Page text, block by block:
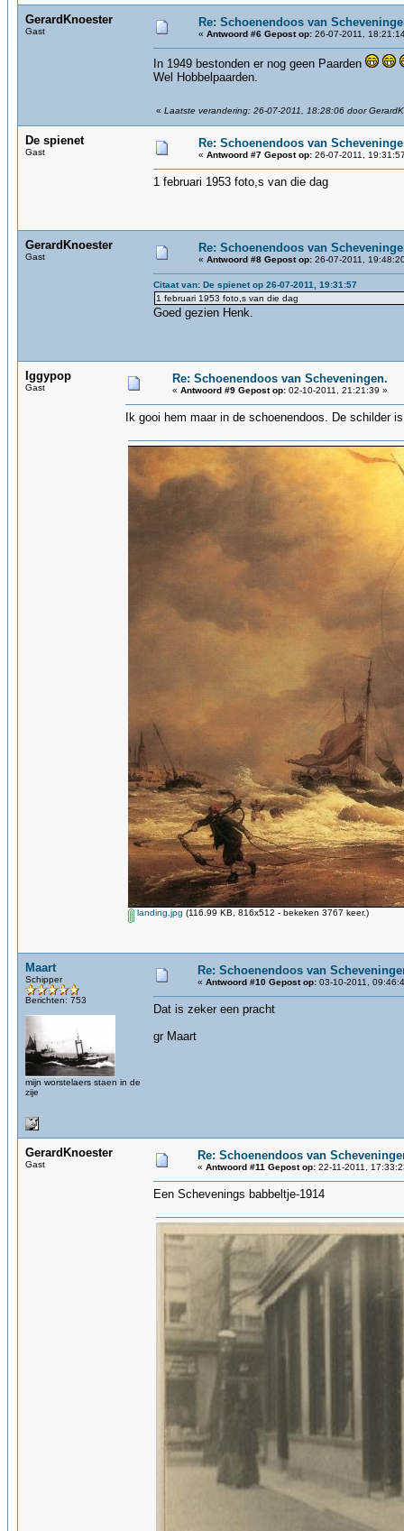
GerardKnoester
Gast
Re: Schoenendoos van
« Antwoord #6 Gepost op: 26-07-2011,
In 1949 bestonden er nog geen Paarden
Wel Hobbelpaarden.
« Laatste verandering: 26-07-2011, 18:28:06 door
De spienet
Gast
Re: Schoenendoos van
« Antwoord #7 Gepost op: 26-07-2011,
1 februari 1953 foto,s van die dag
GerardKnoester
Gast
Re: Schoenendoos van
« Antwoord #8 Gepost op: 26-07-2011,
Citaat van: De spienet op 26-07-2011, 19:31:57
1 februari 1953 foto,s van die dag
Goed gezien Henk.
Iggypop
Gast
Re: Schoenendoos van Scheveningen.
« Antwoord #9 Gepost op: 02-10-2011, 21:21:39 »
Ik gooi hem maar in de schoenendoos. De schilder
landing.jpg (116.99 KB, 816x512 - bekeken 3767 keer.)
Maart
Schipper
Berichten: 753
mijn worstelaers staen in de
zije
Re: Schoenendoos van
« Antwoord #10 Gepost op: 03-10-2011,
Dat is zeker een pracht
gr Maart
GerardKnoester
Gast
Re: Schoenendoos van
« Antwoord #11 Gepost op: 22-11-2011,
Een Schevenings babbeltje-1914